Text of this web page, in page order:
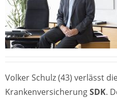
Volker Schulz (43) verlässt
KrankenversicherungSDK.